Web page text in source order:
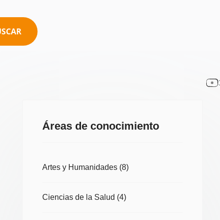
Áreas de conocimiento
Artes y Humanidades (8)
Ciencias de la Salud (4)